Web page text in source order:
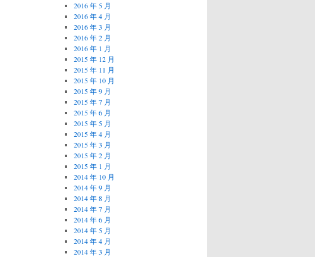
2016 年 5 月
2016 年 4 月
2016 年 3 月
2016 年 2 月
2016 年 1 月
2015 年 12 月
2015 年 11 月
2015 年 10 月
2015 年 9 月
2015 年 7 月
2015 年 6 月
2015 年 5 月
2015 年 4 月
2015 年 3 月
2015 年 2 月
2015 年 1 月
2014 年 10 月
2014 年 9 月
2014 年 8 月
2014 年 7 月
2014 年 6 月
2014 年 5 月
2014 年 4 月
2014 年 3 月